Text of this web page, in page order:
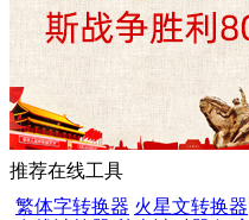
推荐在线工具
繁体字转换器 火星文转换器